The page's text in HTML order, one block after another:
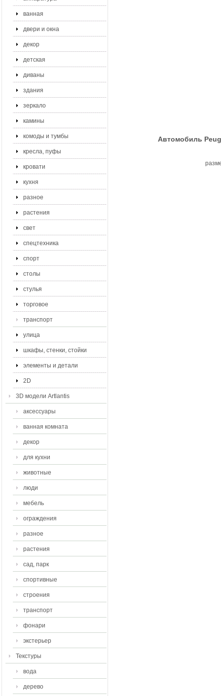
ванная
двери и окна
декор
детская
диваны
здания
зеркало
камины
комоды и тумбы
кресла, пуфы
кровати
кухня
разное
растения
свет
спецтехника
спорт
столы
стулья
торговое
транспорт
улица
шкафы, стенки, стойки
элементы и детали
2D
3D модели Artlantis
аксессуары
ванная комната
декор
для кухни
животные
люди
мебель
ограждения
разное
растения
сад, парк
спортивные
строения
транспорт
фонари
экстерьер
Текстуры
вода
дерево
Автомобиль